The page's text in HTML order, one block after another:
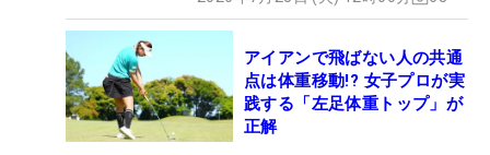
アイアンで飛ばない人の共通
点は体重移動!? 女子プロが実
践する「左足体重トップ」が
正解